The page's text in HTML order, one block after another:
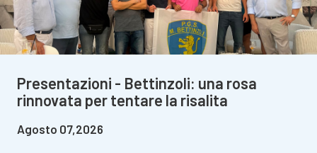
Presentazioni - Bettinzoli: una rosa
rinnovata per tentare la risalita
Agosto 07,2026